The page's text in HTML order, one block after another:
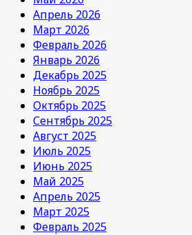
Апрель 2026
Март 2026
Февраль 2026
Январь 2026
Декабрь 2025
Ноябрь 2025
Октябрь 2025
Сентябрь 2025
Август 2025
Июль 2025
Июнь 2025
Май 2025
Апрель 2025
Март 2025
Февраль 2025